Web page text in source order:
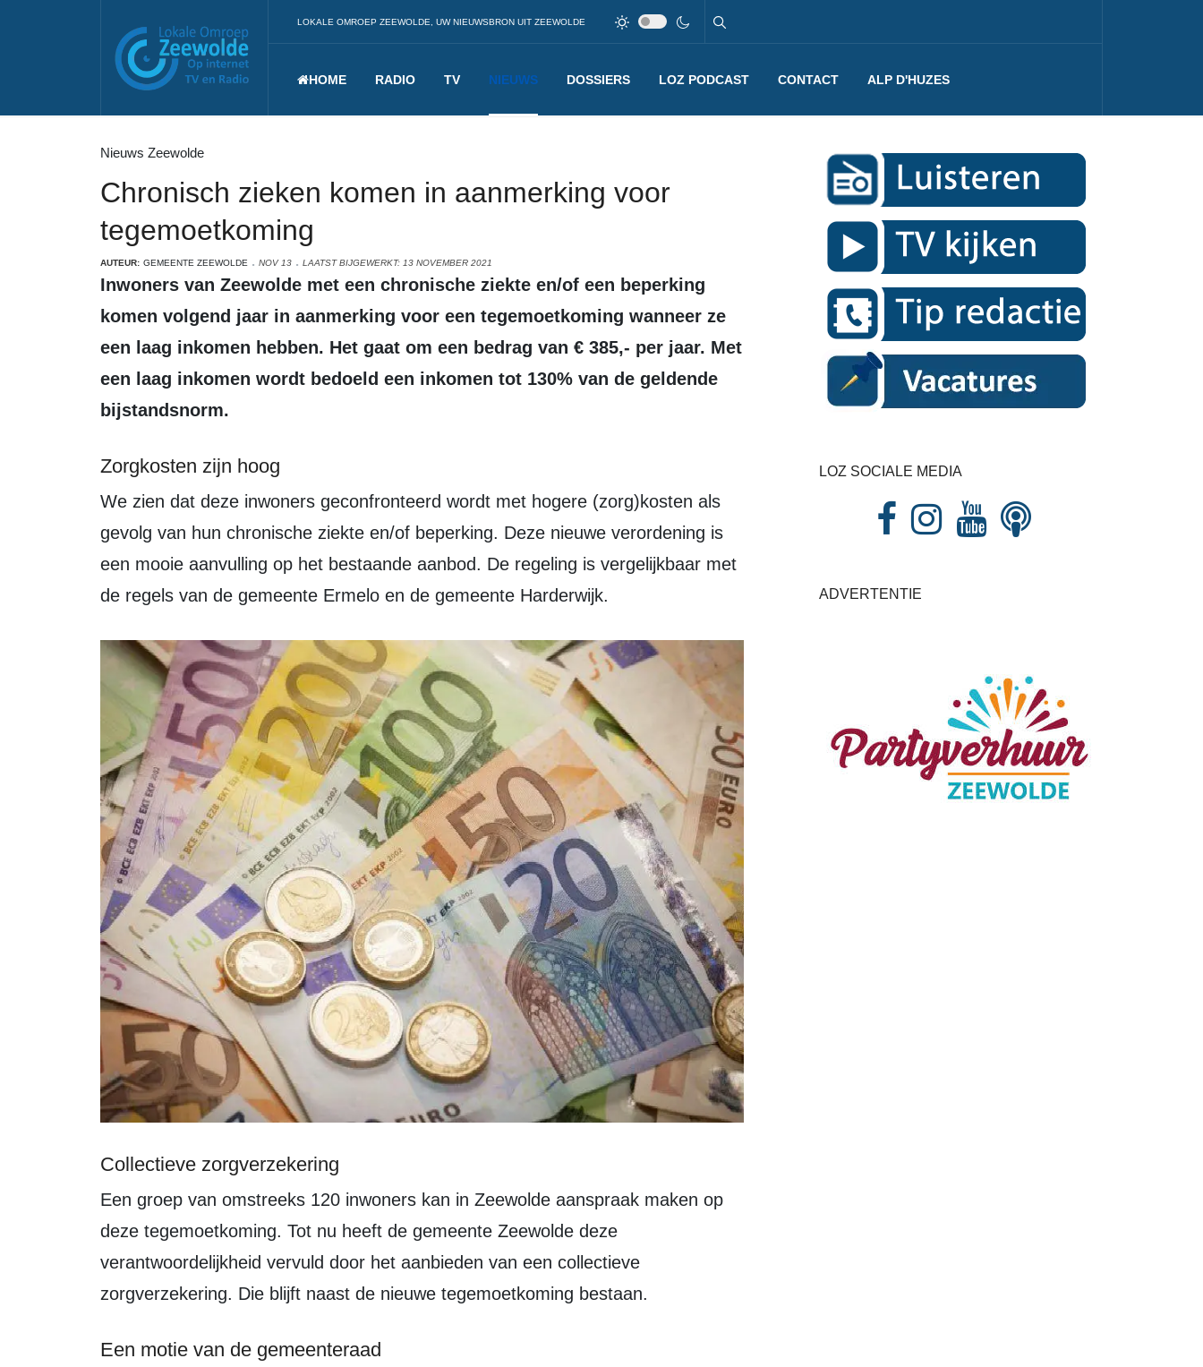
LOKALE OMROEP ZEEWOLDE, UW NIEUWSBRON UIT ZEEWOLDE
HOME RADIO TV NIEUWS DOSSIERS LOZ PODCAST CONTACT ALP D'HUZES
Nieuws Zeewolde
Chronisch zieken komen in aanmerking voor
tegemoetkoming
AUTEUR: GEMEENTE ZEEWOLDE NOV 13 LAATST BIJGEWERKT: 13 NOVEMBER 2021
Inwoners van Zeewolde met een chronische ziekte en/of een beperking
komen volgend jaar in aanmerking voor een tegemoetkoming wanneer ze
een laag inkomen hebben. Het gaat om een bedrag van € 385,- per jaar. Met
een laag inkomen wordt bedoeld een inkomen tot 130% van de geldende
bijstandsnorm.
Zorgkosten zijn hoog
We zien dat deze inwoners geconfronteerd wordt met hogere (zorg)kosten als
gevolg van hun chronische ziekte en/of beperking. Deze nieuwe verordening is
een mooie aanvulling op het bestaande aanbod. De regeling is vergelijkbaar met
de regels van de gemeente Ermelo en de gemeente Harderwijk.
Collectieve zorgverzekering
Een groep van omstreeks 120 inwoners kan in Zeewolde aanspraak maken op
deze tegemoetkoming. Tot nu heeft de gemeente Zeewolde deze
verantwoordelijkheid vervuld door het aanbieden van een collectieve
zorgverzekering. Die blijft naast de nieuwe tegemoetkoming bestaan.
Een motie van de gemeenteraad
LOZ SOCIALE MEDIA
ADVERTENTIE